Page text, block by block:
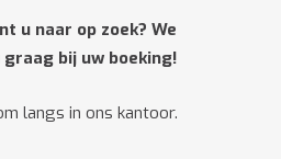
u naar op zoek? We
graag bij uw boeking!
langs in ons kantoor.